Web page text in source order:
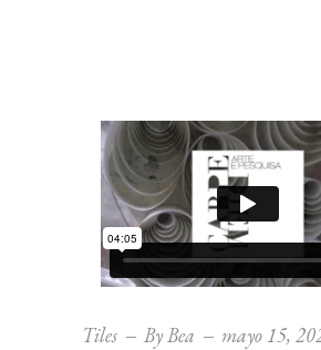
Tiles ByBea mayo 15,